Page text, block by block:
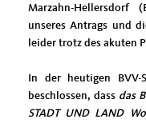
Marzahn-Hellersdorf
unseres Antrags und
leider trotz des akuten
In der heutigen BVV-
beschlossen, dass das
STADT UND LAND